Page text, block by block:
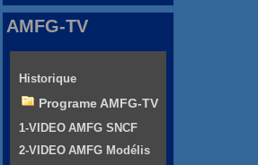
AMFG-TV
Historique
Programe AMFG-TV
1-VIDEO AMFG SNCF
2-VIDEO AMFG Modélis